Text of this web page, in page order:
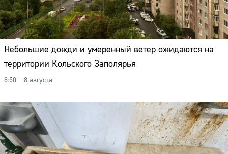
Небольшие дожди и умеренный ветер ожидаются на
территории Кольского Заполярья
8:50 – 8 августа
Сайт: